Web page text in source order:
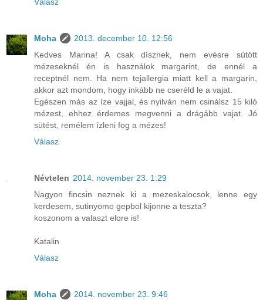
Válasz
Moha
2013. december 10. 12:56
Kedves Marina! A csak dísznek, nem evésre sütött
mézeseknél én is használok margarint, de ennél a
receptnél nem. Ha nem tejallergia miatt kell a margarin,
akkor azt mondom, hogy inkább ne cseréld le a vajat.
Egészen más az íze vajjal, és nyilván nem csinálsz 15 kiló
mézest, ehhez érdemes megvenni a drágább vajat. Jó
sütést, remélem ízleni fog a mézes!
Válasz
Névtelen 2014. november 23. 1:29
Nagyon fincsin neznek ki a mezeskalocsok, lenne egy
kerdesem, sutinyomo gepbol kijonne a teszta?
koszonom a valaszt elore is!
Katalin
Válasz
Moha
2014. november 23. 9:46